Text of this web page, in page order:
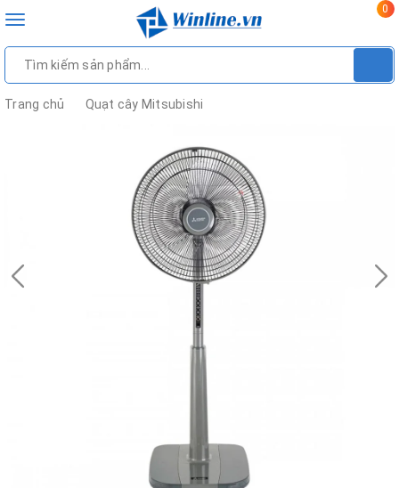
Toggle
0
Trang chủ Quạt cây Mitsubishi